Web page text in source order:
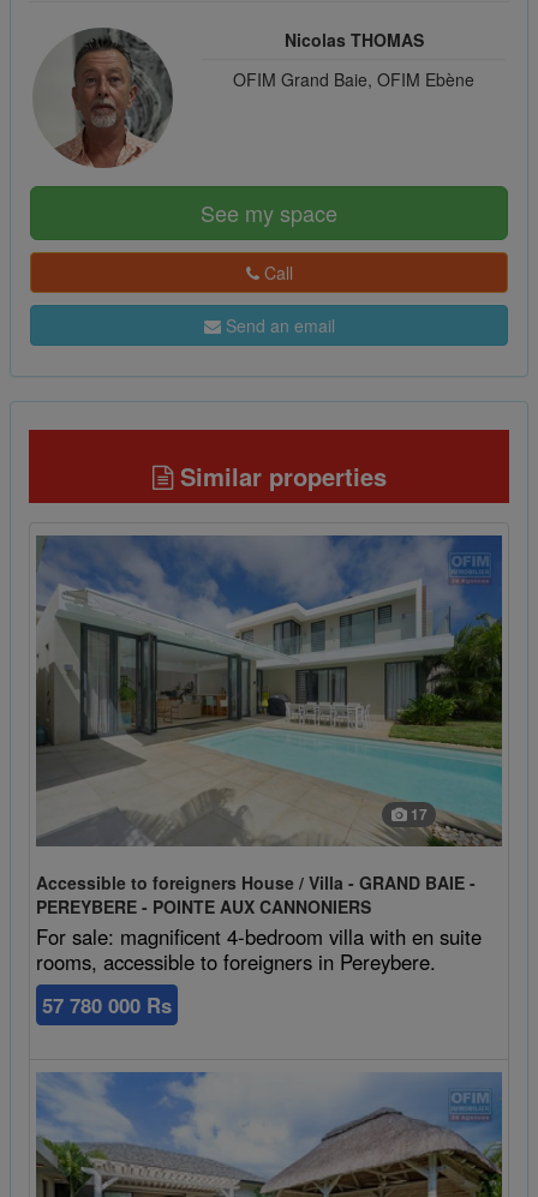
Nicolas THOMAS
OFIM Grand Baie, OFIM Ebène
See my space
Call
Send an email
Similar properties
17
Accessible to foreigners House / Villa - GRAND BAIE -
PEREYBERE - POINTE AUX CANNONIERS
For sale: magnificent 4-bedroom villa with en suite
rooms, accessible to foreigners in Pereybere.
57 780 000 Rs